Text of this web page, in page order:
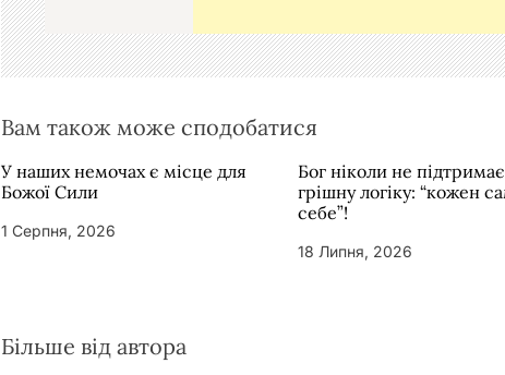
и
с
в
Вам також може сподобатися
У наших немочах є місце для
Божої Сили
1 Серпня, 2026
Бог ніколи не підтримає
грішну логіку: “кожен
себе”!
18 Липня, 2026
Більше від автора